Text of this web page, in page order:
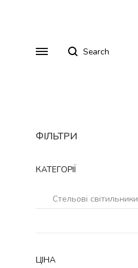
MenuSearch
Accessories
Стільці
Столи
Дивани
Столи
Будуарні столи
Стільці
ФІЛЬТРИ
КАТЕГОРІЇ
Стельові світильники
ЦІНА